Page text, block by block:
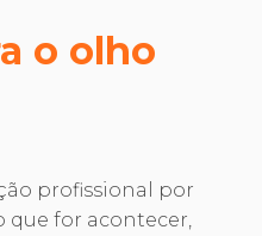
o olho
profissional por
que for acontecer,